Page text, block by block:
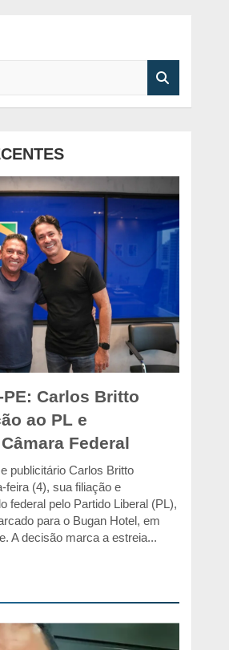
Carlos Britto
ao PL e
Federal
publicitário Carlos Britto
feira (4), sua filiação e
federal pelo Partido Liberal (PL),
para o Bugan Hotel, em
A decisão marca a estreia...